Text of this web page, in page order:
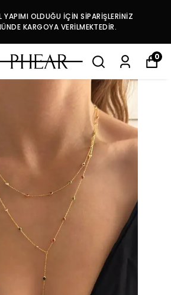
YAPIMI OLDUĞU İÇİN SİPARİŞLERİNİZ
KARGOYA VERİLMEKTEDİR.
0